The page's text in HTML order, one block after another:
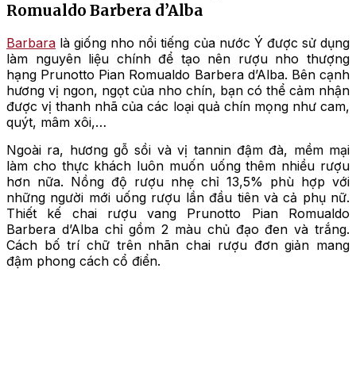
Romualdo Barbera d’Alba
Barbara là giống nho nổi tiếng của nước Ý được sử dụng
làm nguyên liệu chính để tạo nên rượu nho thượng
hạng Prunotto Pian Romualdo Barbera d’Alba. Bên cạnh
hương vị ngon, ngọt của nho chín, bạn có thể cảm nhận
được vị thanh nhã của các loại quả chín mọng như cam,
quýt, mâm xôi,…
Ngoài ra, hương gỗ sồi và vị tannin đậm đà, mềm mại
làm cho thực khách luôn muốn uống thêm nhiều rượu
hơn nữa. Nồng độ rượu nhẹ chỉ 13,5% phù hợp với
những người mới uống rượu lần đầu tiên và cả phụ nữ.
Thiết kế chai rượu vang Prunotto Pian Romualdo
Barbera d’Alba chỉ gồm 2 màu chủ đạo đen và trắng.
Cách bố trí chữ trên nhãn chai rượu đơn giản mang
đậm phong cách cổ điển.